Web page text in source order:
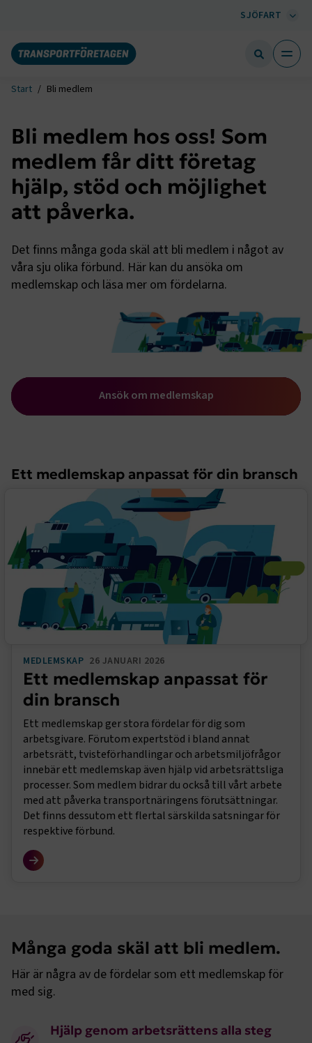
SJÖFART
Start Bli medlem
Bli medlem hos oss! Som
medlem får ditt företag
hjälp, stöd och möjlighet
att påverka.
Det finns många goda skäl att bli medlem i något av
våra sju olika förbund. Här kan du ansöka om
medlemskap och läsa mer om fördelarna.
Ansök om medlemskap
Ett medlemskap anpassat för din bransch
MEDLEMSKAP 26 JANUARI 2026
Ett medlemskap anpassat för
din bransch
Ett medlemskap ger stora fördelar för dig som
arbetsgivare. Förutom expertstöd i bland annat
arbetsrätt, tvisteförhandlingar och arbetsmiljöfrågor
innebär ett medlemskap även hjälp vid arbetsrättsliga
processer. Som medlem bidrar du också till vårt arbete
med att påverka transportnäringens förutsättningar.
Det finns dessutom ett flertal särskilda satsningar för
respektive förbund.
Många goda skäl att bli medlem.
Här är några av de fördelar som ett medlemskap för
med sig.
Hjälp genom arbetsrättens alla steg